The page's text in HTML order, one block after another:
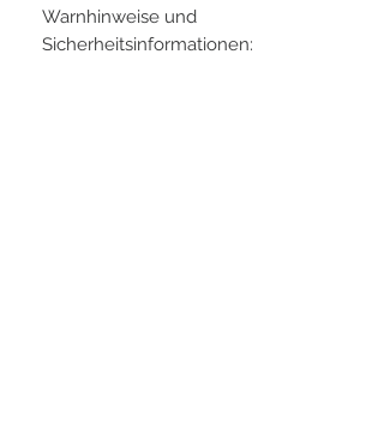
Warnhinweise und
Sicherheitsinformationen: